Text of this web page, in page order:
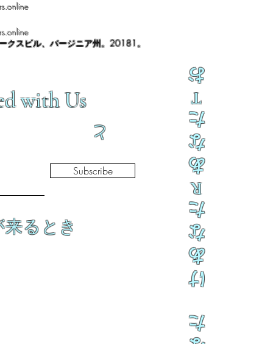
クスビル、バージニア州。20181。
with Us
と
Subscribe
るとき
た
け
あ
な
た
R
あ
な
た
T
お